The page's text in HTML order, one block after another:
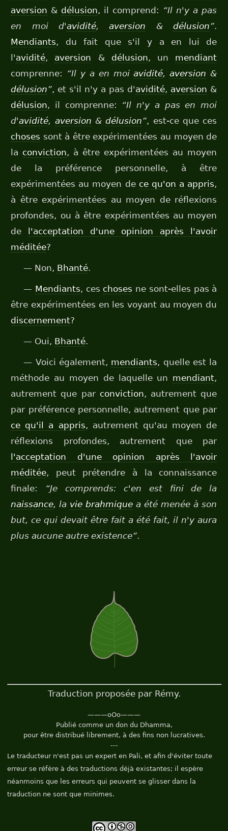
aversion & délusion, il comprend: “Il n'y a pas
en moi d'avidité,aversion &délusion”.
Mendiants, du fait que s'il y a en lui de
l'avidité, aversion & délusion, un mendiant
comprenne: “Il y a en moiavidité,aversion &
délusion”, et s'il n'y a pas d'avidité, aversion &
délusion, il comprenne: “Il n'y a pas en moi
d'avidité, aversion &délusion”, est-ce que ces
choses sont à être expérimentées au moyen de
la conviction, à être expérimentées au moyen
de la préférence personnelle, à être
expérimentées au moyen de ce qu'on a appris,
à être expérimentées au moyen de réflexions
profondes, ou à être expérimentées au moyen
de
l'acceptation d'une opinion après l'avoir
méditée?
— Non, Bhanté.
— Mendiants, ces choses ne sont-elles pas à
être expérimentées en les voyant au moyen du
discernement?
— Oui, Bhanté.
— Voici également, mendiants, quelle est la
méthode au moyen de laquelle un mendiant,
autrement que par conviction, autrement que
par préférence personnelle, autrement que par
ce qu'il a appris, autrement qu'au moyen de
réflexions profondes, autrement que par
l'acceptation d'une opinion après l'avoir
méditée, peut prétendre à la connaissance
finale:
“Je comprends: c'en est fini de la
naissance, la vie brahmique a été menée à son
but, ce qui devait être fait a été fait, il n'y aura
plus aucune autre existence”.
Traduction proposée par Rémy.
———oOo———
Publié comme un don du Dhamma,
pour être distribué librement, à des fins non lucratives.
---
Le traducteur n'est pas un expert en Pali, et afin d'éviter toute
erreur se réfère à des traductions déjà existantes; il espère
néanmoins que les erreurs qui peuvent se glisser dans la
traduction ne sont que minimes.